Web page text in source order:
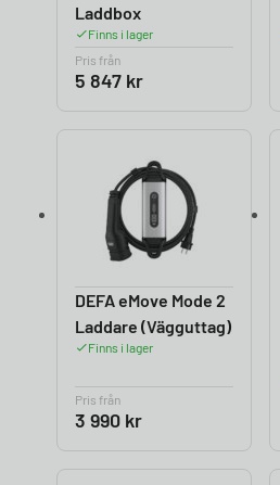
Laddbox
Finns i lager
Pris från
5 847 kr
DEFA eMove Mode 2
Laddare (Vägguttag)
Finns i lager
Pris från
3 990 kr